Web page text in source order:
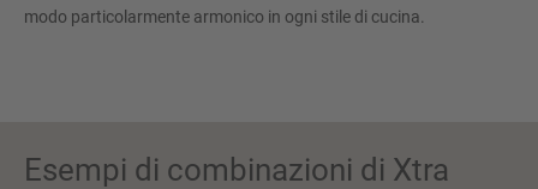
modo particolarmente armonico in ogni stile di cucina.
Esempi di combinazioni di Xtra